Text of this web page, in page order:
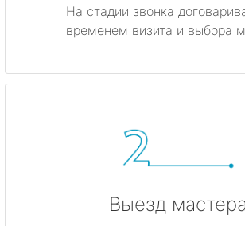
На стадии звонка
временем визита и выбора
Выезд мастера